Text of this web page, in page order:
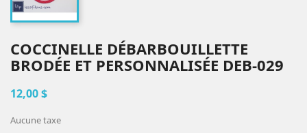
COCCINELLE DÉBARBOUILLETTE
BRODÉE ET PERSONNALISÉE DEB-029
12,00 $
Aucune taxe